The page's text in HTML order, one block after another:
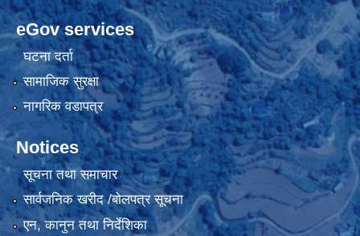
eGov services
घटना दर्ता
सामाजिक सुरक्षा
नागरिक वडापत्र
Notices
सूचना तथा समाचार
सार्वजनिक खरीद /बोलपत्र सूचना
एन, कानुन तथा निर्देशिका